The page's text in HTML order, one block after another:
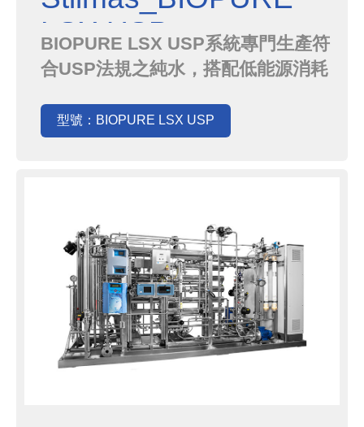
LSX USP
BIOPURE LSX USP系統專門生產符
合USP法規之純水，搭配低能源消耗
生物控制並減少化學藥劑的使用，同
時BIOPURE LSX USP也附有 符合
型號：BIOPURE LSX USP